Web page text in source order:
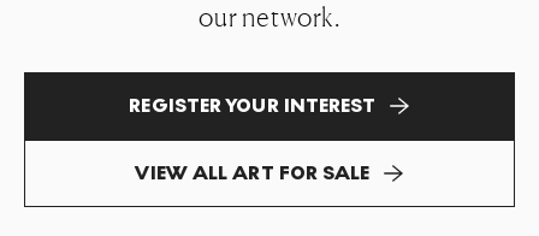
our network.
REGISTER YOUR INTEREST
VIEW ALL ART FOR SALE